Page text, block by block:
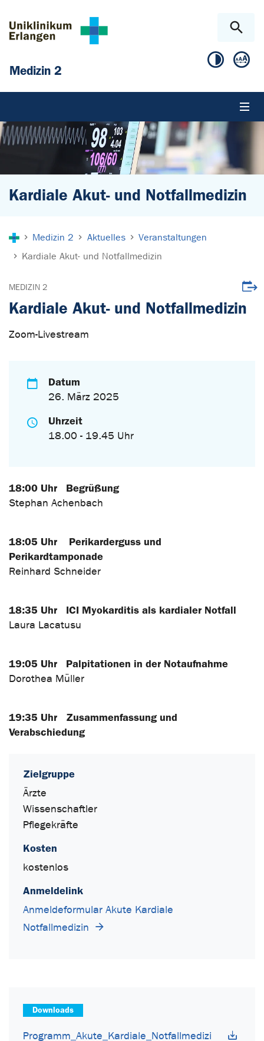
Medizin 2
Kardiale Akut- und Notfallmedizin
Medizin 2 Aktuelles
Veranstaltungen
Kardiale Akut- und Notfallmedizin
MEDIZIN 2
Kardiale Akut- und Notfallmedizin
Zoom-Livestream
Datum
26. März 2025
Uhrzeit
18.00 - 19.45 Uhr
18:00 Uhr Begrüßung
Stephan Achenbach
18:05 Uhr Perikarderguss und
Perikardtamponade
Reinhard Schneider
18:35 Uhr ICI Myokarditis als kardialer Notfall
Laura Lacatusu
19:05 Uhr Palpitationen in der Notaufnahme
Dorothea Müller
19:35 Uhr Zusammenfassung und
Verabschiedung
Zielgruppe
Ärzte
Wissenschaftler
Pflegekräfte
Kosten
kostenlos
Anmeldelink
Anmeldeformular Akute Kardiale
Notfallmedizin
Downloads
Programm_Akute_Kardiale_Notfallmedizi